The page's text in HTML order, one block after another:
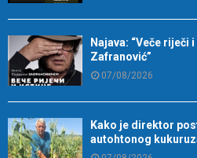
Najava: “Veče riječi
Zafranović”
07/08/2026
Kako je direktor
autohtonog